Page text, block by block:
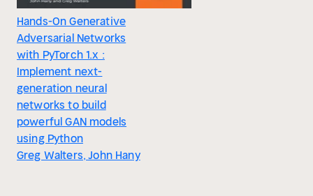
Hands-On Generative
Adversarial Networks
with PyTorch 1.x :
Implement next-
generation neural
networks to build
powerful GAN models
using Python
Greg Walters, John Hany